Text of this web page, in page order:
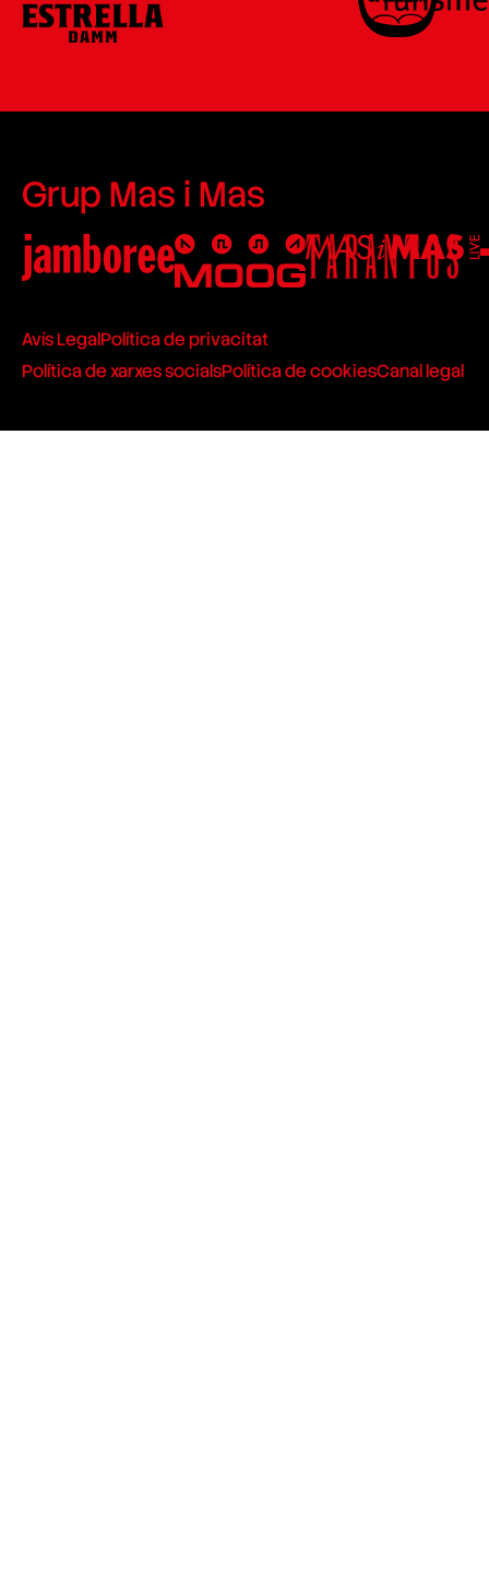
Grup Mas i Mas
Avís LegalPolítica de privacitat
Política de xarxes socialsPolítica de cookiesCanal legal